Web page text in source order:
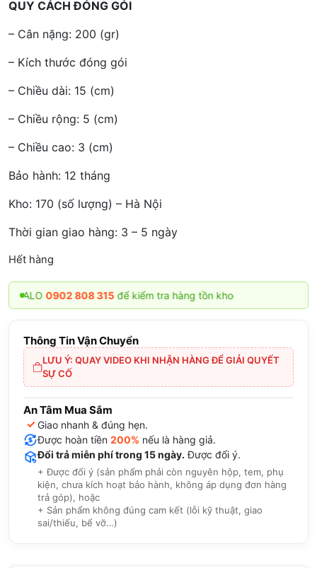
QUY CÁCH ĐÓNG GÓI
– Cân nặng: 200 (gr)
– Kích thước đóng gói
– Chiều dài: 15 (cm)
– Chiều rộng: 5 (cm)
– Chiều cao: 3 (cm)
Bảo hành: 12 tháng
Kho: 170 (số lượng) – Hà Nội
Thời gian giao hàng: 3 – 5 ngày
Hết hàng
0902 808 315để kiểm tra hàng tồn kho
Thông Tin Vận Chuyển
LƯU Ý: QUAY VIDEO KHI NHẬN HÀNG ĐỂ GIẢI QUYẾT
SỰ CỐ
An Tâm Mua Sắm
✓ Giao nhanh & đúng hẹn.
Được hoàn tiền 200% nếu là hàng giả.
Đổi trả miễn phí trong 15 ngày. Được đổi ý.
+ Được đổi ý (sản phẩm phải còn nguyên hộp, tem, phụ
kiện, chưa kích hoạt bảo hành, không áp dụng đơn hàng
trả góp), hoặc
+ Sản phẩm không đúng cam kết (lỗi kỹ thuật, giao
sai/thiếu, bể vỡ…)